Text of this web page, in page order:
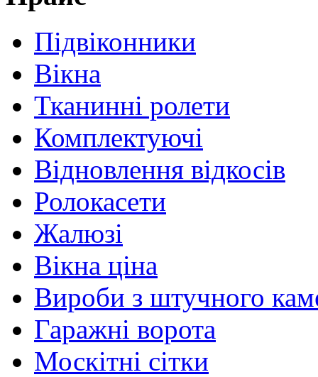
Підвіконники
Вікна
Тканинні ролети
Комплектуючі
Відновлення відкосів
Ролокасети
Жалюзі
Вікна ціна
Вироби з штучного
Гаражні ворота
Москітні сітки